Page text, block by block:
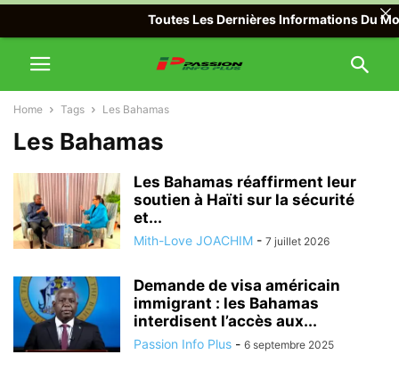
Home Tags Les Bahamas
Les Bahamas
Les Bahamas réaffirment leur
soutien à Haïti sur la sécurité
et...
Mith-Love JOACHIM - 7 juillet 2026
Demande de visa américain
immigrant : les Bahamas
interdisent l’accès aux...
Passion Info Plus - 6 septembre 2025
Toutes Les Dernières Informations Du